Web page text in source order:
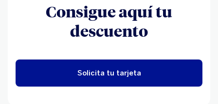
Consigue aquí tu
descuento
Solicita tu tarjeta